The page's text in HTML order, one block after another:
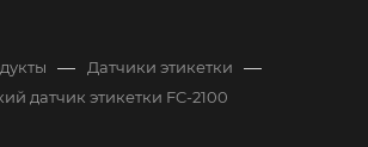
— Датчики этикетки —
датчик этикетки FC-2100